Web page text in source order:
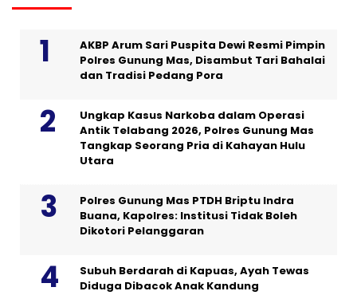
AKBP Arum Sari Puspita Dewi Resmi Pimpin
Polres Gunung Mas, Disambut Tari Bahalai
dan Tradisi Pedang Pora
Ungkap Kasus Narkoba dalam Operasi
Antik Telabang 2026, Polres Gunung Mas
Tangkap Seorang Pria di Kahayan Hulu
Utara
Polres Gunung Mas PTDH Briptu Indra
Buana, Kapolres: Institusi Tidak Boleh
Dikotori Pelanggaran
Subuh Berdarah di Kapuas, Ayah Tewas
Diduga Dibacok Anak Kandung